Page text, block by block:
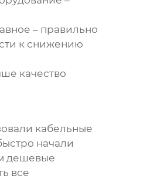
– правильно
к снижению
качество
кабельные
начали
дешевые
все